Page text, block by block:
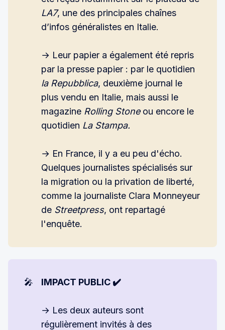
LA7, une des principales chaînes
d’infos généralistes en Italie.
→ Leur papier a également été repris
par la presse papier : par le quotidien
la Repubblica, deuxième journal le
plus vendu en Italie, mais aussi le
magazine Rolling Stoneou encore le
quotidien La Stampa.
→ En France, il y a eu peu d'écho.
Quelques journalistes spécialisés sur
la migration ou la privation de liberté,
comme la journaliste Clara Monneyeur
de Streetpress, ont repartagé
l'enquête.
🎤 IMPACT PUBLIC ✔️
→ Les deux auteurs sont
régulièrement invités à des